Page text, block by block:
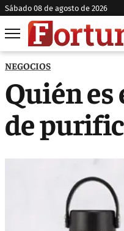
sábado 08 de agosto de 2026
NEGOCIOS
Quién es
de